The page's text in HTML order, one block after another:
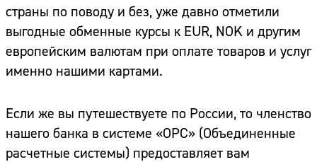
страны по поводу и без, уже давно отметили
выгодные обменные курсы к EUR, NOK и другим
европейским валютам при оплате товаров и услуг
именно нашими картами.
Если же вы путешествуете по России, то членство
нашего банка в системе «ОРС» (Объединенные
расчетные системы) предоставляет вам